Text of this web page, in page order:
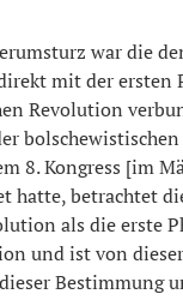
war die
mit der ersten
Revolution
8. Kongress [im
hatte, betrachtet
als die erste
und ist von
Bestimmung